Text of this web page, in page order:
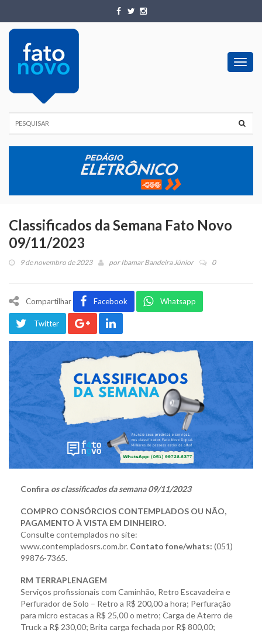
Classificados da Semana Fato Novo
09/11/2023
9 de novembro de 2023 porIbamar Bandeira Júnior 0
Compartilhar Facebook Whatsapp
Twitter
Confira os classificados da semana 09/11/2023
COMPRO CONSÓRCIOS CONTEMPLADOS OU NÃO,
PAGAMENTO À VISTA EM DINHEIRO.
Consulte contemplados no site:
www.contempladosrs.com.br. Contato fone/whats: (051)
99876-7365.
RM TERRAPLENAGEM
Serviços profissionais com Caminhão, Retro Escavadeira e
Perfurador de Solo – Retro a R$ 200,00 a hora; Perfuração
para micro estacas a R$ 25,00 o metro; Carga de Aterro de
Trucka R$ 230,00; Brita carga fechada por R$ 800,00;